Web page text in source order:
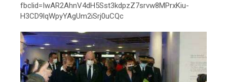
fbclid=IwAR2AhnV4dH5Sst3kdpzZ7srvw8MPrxKiu-
H3CD9lqWpyYAgUm2iSrj0uCQc